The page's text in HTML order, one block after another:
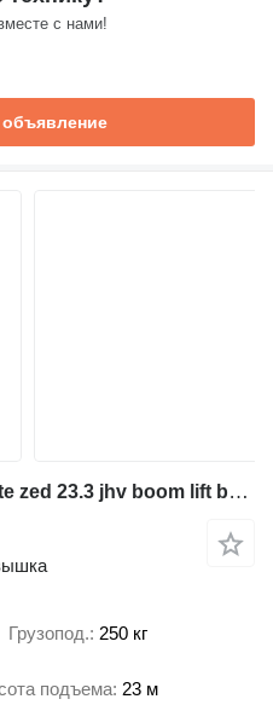
с нами!
объявление
IVECO Daily 35S12 - 23 m cte zed 23.3 jhv boom lift bucket truck podno
Грузопод. 250 кг
подъема 23 м